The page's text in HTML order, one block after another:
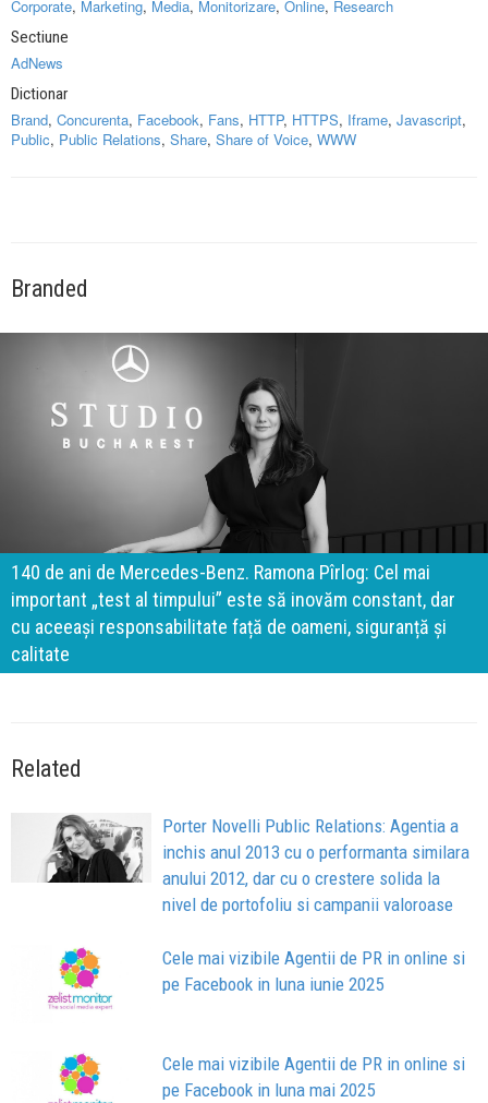
Corporate, Marketing, Media, Monitorizare, Online, Research
Sectiune
AdNews
Dictionar
Brand, Concurenta, Facebook, Fans, HTTP, HTTPS, Iframe, Javascript,
Public, Public Relations, Share, Share of Voice, WWW
Branded
140 de ani de Mercedes-Benz. Ramona Pîrlog: Cel mai
important „test al timpului” este să inovăm constant, dar
cu aceeași responsabilitate față de oameni, siguranță și
calitate
Related
Porter Novelli Public Relations: Agentia a
inchis anul 2013 cu o performanta similara
anului 2012, dar cu o crestere solida la
nivel de portofoliu si campanii valoroase
Cele mai vizibile Agentii de PR in online si
pe Facebook in luna iunie 2025
Cele mai vizibile Agentii de PR in online si
pe Facebook in luna mai 2025